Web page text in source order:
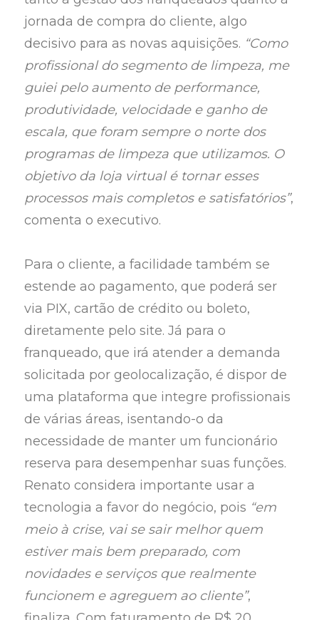
jornada de compra do cliente, algo
decisivo para as novas aquisições. “Como
profissional do segmento de limpeza, me
guiei pelo aumento de performance,
produtividade, velocidade e ganho de
escala, que foram sempre o norte dos
programas de limpeza que utilizamos. O
objetivo da loja virtual é tornar esses
processos mais completos e satisfatórios”,
comenta o executivo.
Para o cliente, a facilidade também se
estende ao pagamento, que poderá ser
via PIX, cartão de crédito ou boleto,
diretamente pelo site. Já para o
franqueado, que irá atender a demanda
solicitada por geolocalização, é dispor de
uma plataforma que integre profissionais
de várias áreas, isentando-o da
necessidade de manter um funcionário
reserva para desempenhar suas funções.
Renato considera importante usar a
tecnologia a favor do negócio, pois “em
meio à crise, vai se sair melhor quem
estiver mais bem preparado, com
novidades e serviços que realmente
funcionem e agreguem ao cliente”,